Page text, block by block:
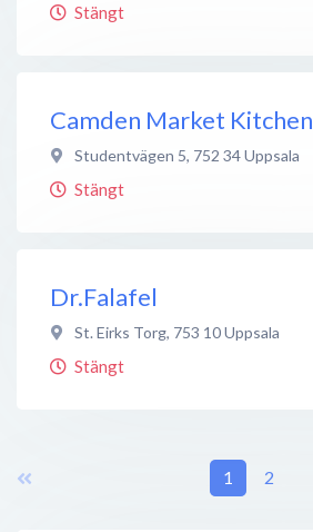
Stängt
Camden Market Kitchen
Studentvägen 5, 752 34Uppsala
Stängt
Dr.Falafel
St. Eirks Torg, 753 10Uppsala
Stängt
1 2